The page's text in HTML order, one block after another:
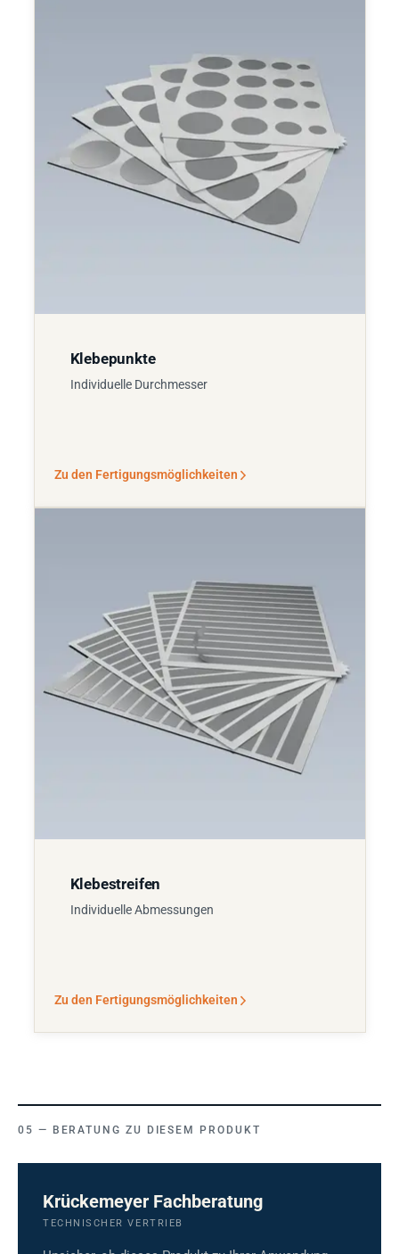
Klebepunkte
Individuelle Durchmesser
Zu den Fertigungsmöglichkeiten
Klebestreifen
Individuelle Abmessungen
Zu den Fertigungsmöglichkeiten
BERATUNG ZU DIESEM PRODUKT
Krückemeyer Fachberatung
TECHNISCHER VERTRIEB